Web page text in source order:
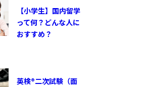
【小学生】国内留学
って何？どんな人に
おすすめ？
英検®︎二次試験（面